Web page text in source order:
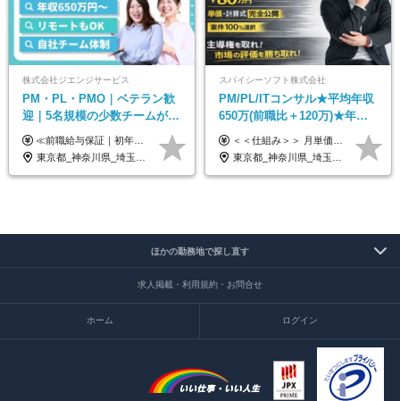
株式会社ジエンジサービス
PM・PL・PMO｜ベテラン歓
迎｜5名規模の少数チームが中
心｜フルリモートOK｜直請け
7割｜年収600万円〜
≪前職給与保証｜初年度想定年収600万円～≫ 月給45万円以上＋決算賞与＋交通費 ※スキル・経験を考慮の上、優遇します ※上記月給には固定残業代月20時間分(5万1000円以上)を含みます。超過した場合は、その分追加支給します ※試用期間3～6ヵ月は固定残業代なし(雇用形態やその他待遇・福利厚生は同じです) =========== ▼実力と成長にこだわった評価制度▼ 年2回の評価で昇給・昇格が決まります。 評価は、就業先のお客様からの評価をベースに、目標達成状況やプロジェクトでの役割・貢献度などを総合的に判断して決定します。 日々の働きぶりを実際に見ているお客様の声を反映することで、より公平で納得感のある評価を実現しています。 また、評価後は面談を通じてフィードバックを行い、今後の成長やキャリアについて一緒に考えていきます。 ▼成長につながる目標設定▼ 半期ごとに、具体的な行動ベースの目標を設定し、その達成度や取り組みのプロセスを評価に反映します。 目標は、お客様からのフィードバックや現場での課題をもとに設定するため、「今何を伸ばすべきか」が明確になります。 また、上司との面談を通じて振り返りと次の目標設定を行い、継続的なスキルアップと市場価値の向上を支援しています。
東京都_神奈川県_埼玉県_千葉県_大阪府_愛知県_北海道_青森県_岩手県_宮城県_秋田県_山形県_福島県_茨城県_栃木県_群馬県_新潟県_山梨県_長野県_富山県_石川県_福井県_静岡県_岐阜県_三重県_兵庫県_京都府_滋賀県_奈良県_和歌山県_広島県_岡山県_鳥取県_島根県_山口県_徳島県_香川県_愛媛県_高知県_福岡県_熊本県_佐賀県_長崎県_大分県_宮崎県_鹿児島県_沖縄県
スパイシーソフト株式会社
PM/PL/ITコンサル★平均年収
650万(前職比＋120万)★年間
休日132日★残業月平均7.4h★
リモあり
＜＜仕組み＞＞ 月単価に応じて会社HPで公開しているテーブルにもとづき毎月決定されます！ https://www.tech4u.dev/payroll ＜＜実績＞＞ PM/PL・ITコンサル職の平均年収実績：650万円 前職比平均：＋120万円 ＜＜PM/PL・ITコンサル案件＞＞ ・PMO／進捗・課題管理：600〜800万円 ・要件定義／業務改善支援：650〜850万円 ・開発PM／PL：750〜1000万円 ・インフラPM／PL：750〜1000万円 ・ITコンサル／導入支援：800〜1000万円 ＜＜リーダークラス＞＞ 還元率：85〜90％ ・月単価100万円 → 年収約960万円 ・月単価120万円 → 年収約1150万円 ・月単価140万円 → 年収約1300万円 ※単価・還元率はすべて公開 ※待機時も給与保証 ※還元率は他社にあわせ社保の会社負担分も含めています 月給25万円～67万円＋賞与年2回 ※上記には、30時間分（4万5千円～12万1千円）の固定残業代が含まれています。超過分は別途支給します。 ※試用期間中も給与、福利厚生に差異なし 【固定残業代について】 固定残業30時間分（45,000円～121,000円）を含む ※超過分は別途全額支給
東京都_神奈川県_埼玉県_千葉県_大阪府_愛知県_兵庫県_京都府_福岡県
ほかの勤務地で探し直す
求人掲載・利用規約・お問合せ
ホーム ログイン